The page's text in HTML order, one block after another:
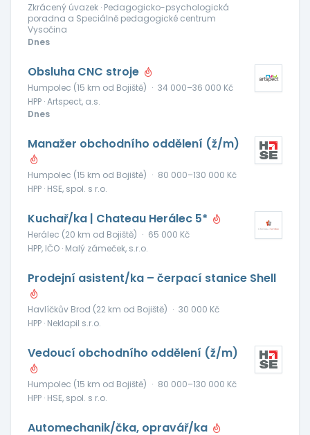
Zkrácený úvazek · Pedagogicko-psychologická
poradna a Speciálně pedagogické centrum
Vysočina
Dnes
Obsluha CNC stroje
Humpolec (15 km od Bojiště) · 34 000–36 000 Kč
HPP · Artspect, a.s.
Dnes
Manažer obchodního oddělení (ž/m)
Humpolec (15 km od Bojiště) · 80 000–130 000 Kč
HPP · HSE, spol. s r.o.
Kuchař/ka | Chateau Herálec 5*
Herálec (20 km od Bojiště) · 65 000 Kč
HPP, IČO · Malý zámeček, s.r.o.
Prodejní asistent/ka – čerpací stanice Shell
Havlíčkův Brod (22 km od Bojiště) · 30 000 Kč
HPP · Neklapil s.r.o.
Vedoucí obchodního oddělení (ž/m)
Humpolec (15 km od Bojiště) · 80 000–130 000 Kč
HPP · HSE, spol. s r.o.
Automechanik/čka, opravář/ka